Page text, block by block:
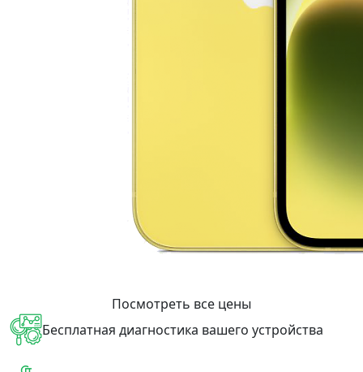
Посмотреть все цены
Бесплатная диагностика вашего устройства